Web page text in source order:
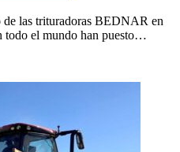
las trituradoras BEDNAR en
todo el mundo han puesto…